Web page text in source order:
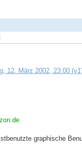
12. März 2002, 23:00
graphische